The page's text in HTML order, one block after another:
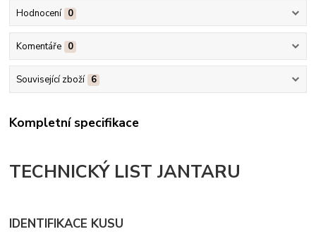
Hodnocení 0
Komentáře 0
Související zboží 6
Kompletní specifikace
TECHNICKÝ LIST JANTARU
IDENTIFIKACE KUSU